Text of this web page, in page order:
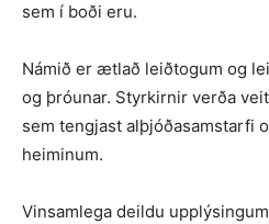
sem í boði eru.
Námið er ætlað leiðtogum og
og þróunar. Styrkirnir verða
sem tengjast alþjóðasamstarfi
heiminum.
Vinsamlega deildu